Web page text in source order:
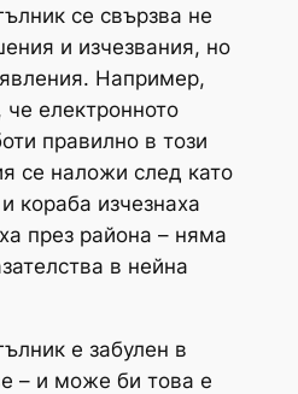
се свързва не
и изчезвания, но
Например,
че електронното
правилно в този
се наложи след като
кораба изчезнаха
през района – няма
в нейна
е забулен в
– и може би това е